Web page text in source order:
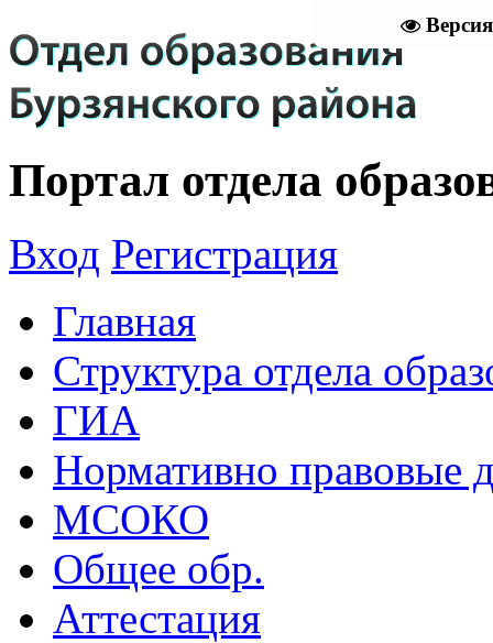
Портал отдела
Вход Регистрация
Главная
Структура отдела
ГИА
Нормативно правовые
МСОКО
Общее обр.
Аттестация